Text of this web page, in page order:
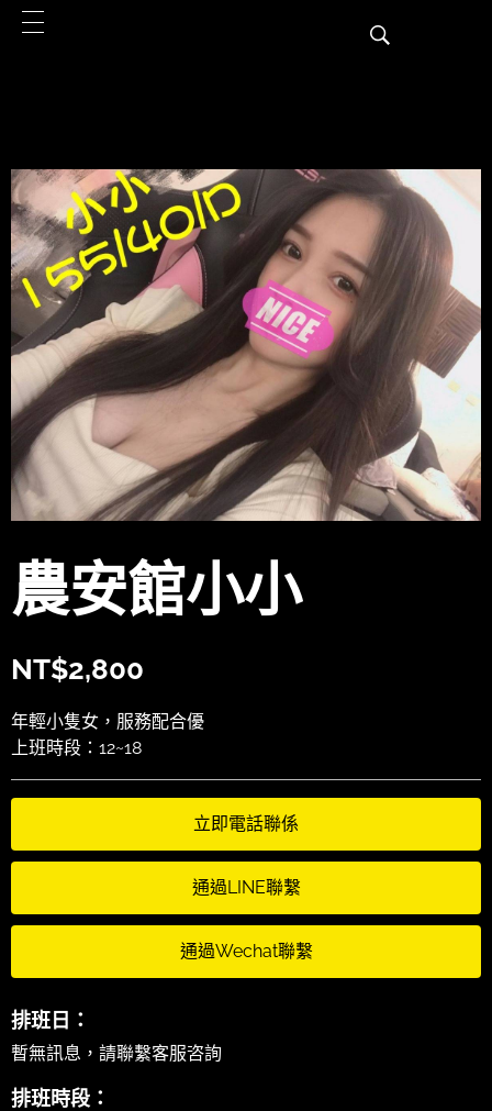
農安館小小
NT$2,800
年輕小隻女，服務配合優
上班時段：12~18
立即電話聯係
通過LINE聯繫
通過Wechat聯繫
排班日：
暫無訊息，請聯繫客服咨詢
排班時段：